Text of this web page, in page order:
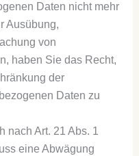
Daten nicht mehr
Ausübung,
von
haben Sie das Recht,
der
Daten zu
nach Art. 21 Abs. 1
eine Abwägung